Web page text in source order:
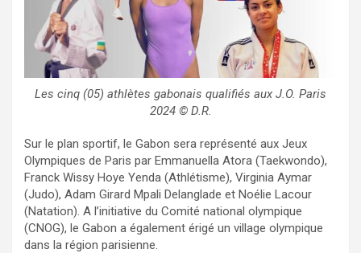
Les cinq (05) athlètes gabonais qualifiés aux J.O. Paris
2024 © D.R.
Sur le plan sportif, le Gabon sera représenté aux Jeux
Olympiques de Paris par Emmanuella Atora (Taekwondo),
Franck Wissy Hoye Yenda (Athlétisme), Virginia Aymar
(Judo), Adam Girard Mpali Delanglade et Noélie Lacour
(Natation). A l’initiative du Comité national olympique
(CNOG), le Gabon a également érigé un village olympique
dans la région parisienne.